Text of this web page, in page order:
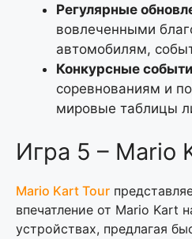
Регулярные
вовлеченными
автомобилям,
Конкурсные
соревнованиям и
мировые таблицы
Игра 5 – Mario
Mario Kart Tour
впечатление от Mario Kart
устройствах, предлагая